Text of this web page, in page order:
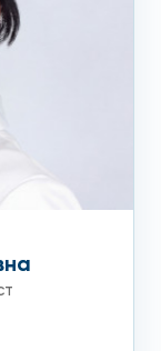
сделать всю
в удобное
на